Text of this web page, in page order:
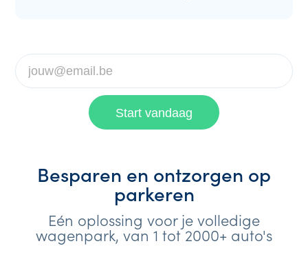
Besparen en ontzorgen op
parkeren
Eén oplossing voor je volledige
wagenpark, van 1 tot 2000+ auto's